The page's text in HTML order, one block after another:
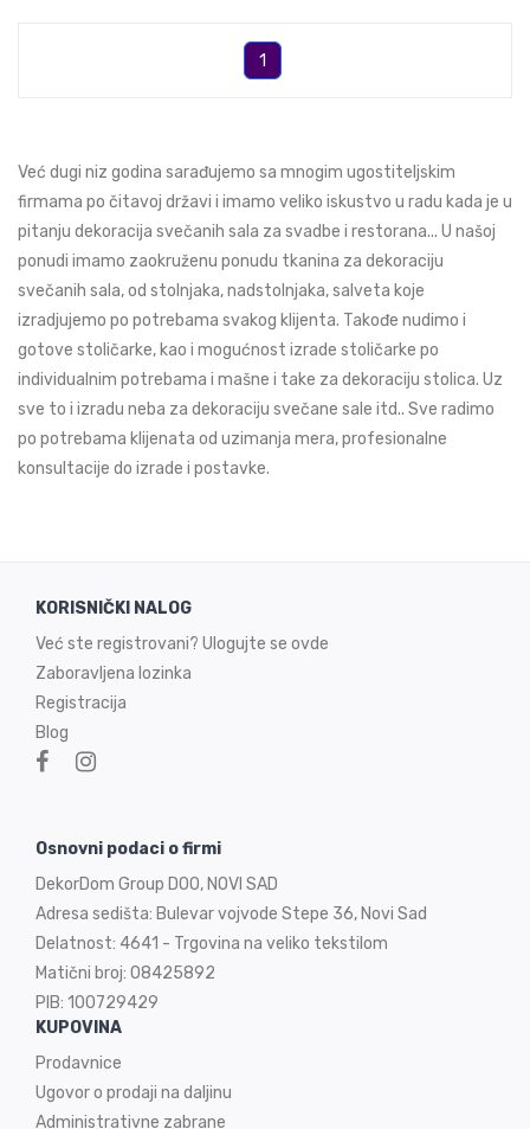
1
Već dugi niz godina sarađujemo sa mnogim ugostiteljskim
firmama po čitavoj državi i imamo veliko iskustvo u radu kada je u
pitanju dekoracija svečanih sala za svadbe i restorana... U našoj
ponudi imamo zaokruženu ponudu tkanina za dekoraciju
svečanih sala, od stolnjaka, nadstolnjaka, salveta koje
izradjujemo po potrebama svakog klijenta. Takođe nudimo i
gotove stoličarke, kao i mogućnost izrade stoličarke po
individualnim potrebama i mašne i take za dekoraciju stolica. Uz
sve to i izradu neba za dekoraciju svečane sale itd.. Sve radimo
po potrebama klijenata od uzimanja mera, profesionalne
konsultacije do izrade i postavke.
KORISNIČKI NALOG
Već ste registrovani? Ulogujte se ovde
Zaboravljena lozinka
Registracija
Blog
Osnovni podaci o firmi
DekorDom Group DOO, NOVI SAD
Adresa sedišta: Bulevar vojvode Stepe 36, Novi Sad
Delatnost: 4641 - Trgovina na veliko tekstilom
Matični broj: 08425892
PIB: 100729429
KUPOVINA
Prodavnice
Ugovor o prodaji na daljinu
Administrativne zabrane